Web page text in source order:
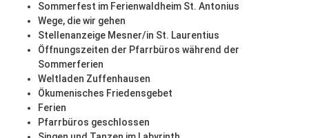
Sommerfest im Ferienwaldheim St. Antonius
Wege, die wir gehen
Stellenanzeige Mesner/in St. Laurentius
Öffnungszeiten der Pfarrbüros während der
Sommerferien
Weltladen Zuffenhausen
Ökumenisches Friedensgebet
Ferien
Pfarrbüros geschlossen